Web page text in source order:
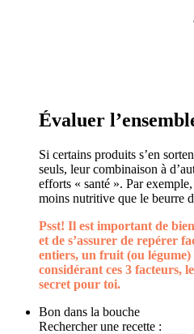
Évaluer
Si certains produits s’en
seuls, leur combinaison à
efforts « santé ». Par
moins nutritive que le beurre
Psst! Il est important de
et de s’assurer de repérer
entiers, un fruit (ou
considérant ces 3 facteurs,
secret pour toi.
Bon dans la bouche
Rechercher une recette :